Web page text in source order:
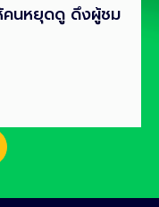
คนหยุดดู ดึงผู้ชม